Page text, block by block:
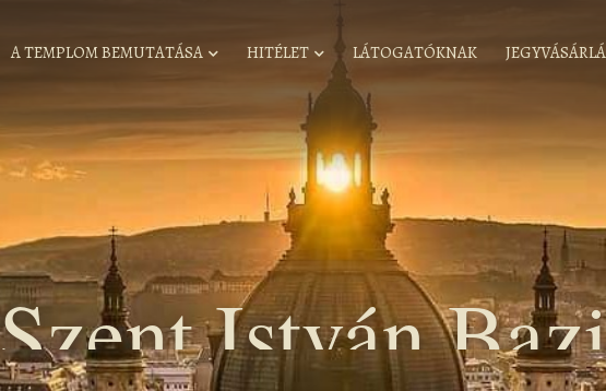
A TEMPLOM BEMUTATÁSA HITÉLET LÁTOGATÓKNAK
Szent István